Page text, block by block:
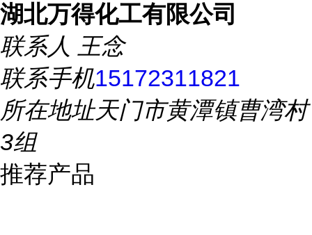
湖北万得化工有限公司
联系人 王念
联系手机15172311821
所在地址天门市黄潭镇曹湾村
3组
推荐产品